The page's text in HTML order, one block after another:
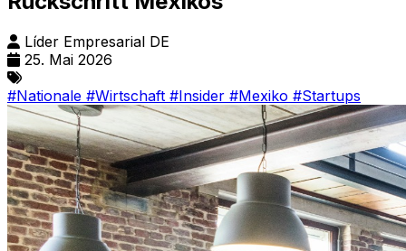
Líder Empresarial DE
25. Mai 2026
#Nationale #Wirtschaft #Insider #Mexiko #Startups